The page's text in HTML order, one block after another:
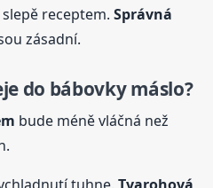
receptem.Správná
zásadní.
do bábovky máslo?
bude méně vláčná než